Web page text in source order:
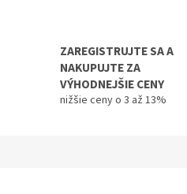
ZAREGISTRUJTE SA A
NAKUPUJTE ZA
VÝHODNEJŠIE CENY
nižšie ceny o 3 až 13%